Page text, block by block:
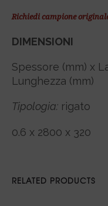
Richiedi campione
DIMENSIONI
Spessore (mm) x
Lunghezza (mm)
Tipologia: rigato
0.6 x 2800 x 320
RELATED PRODUCTS